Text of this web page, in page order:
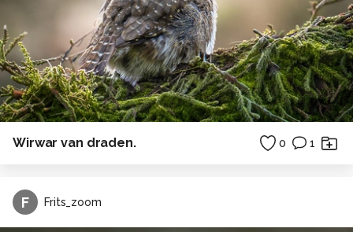
Wirwar van draden. 0 1
F Frits_zoom